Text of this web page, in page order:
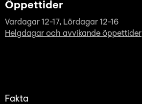
Öppettider
Vardagar 12-17, Lördagar 12-16
Helgdagar och avvikande öppettider
Fakta